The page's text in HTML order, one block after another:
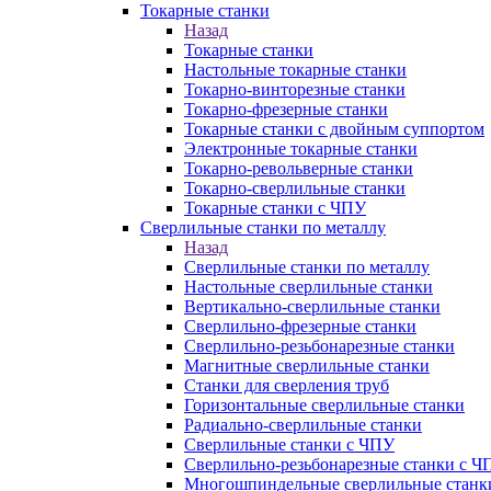
Токарные станки
Назад
Токарные станки
Настольные токарные станки
Токарно-винторезные станки
Токарно-фрезерные станки
Токарные станки с двойным суппортом
Электронные токарные станки
Токарно-револьверные станки
Токарно-сверлильные станки
Токарные станки с ЧПУ
Сверлильные станки по металлу
Назад
Сверлильные станки по металлу
Настольные сверлильные станки
Вертикально-сверлильные станки
Сверлильно-фрезерные станки
Сверлильно-резьбонарезные станки
Магнитные сверлильные станки
Станки для сверления труб
Горизонтальные сверлильные станки
Радиально-сверлильные станки
Сверлильные станки с ЧПУ
Сверлильно-резьбонарезные станки с
Многошпиндельные сверлильные